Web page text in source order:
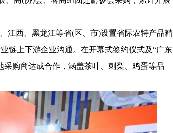
西、黑龙江等省(区、市)设置省际农特产品精
链上下游企业沟通。在开幕式签约仪式及“广东
购商达成合作，涵盖茶叶、刺梨、鸡蛋等品